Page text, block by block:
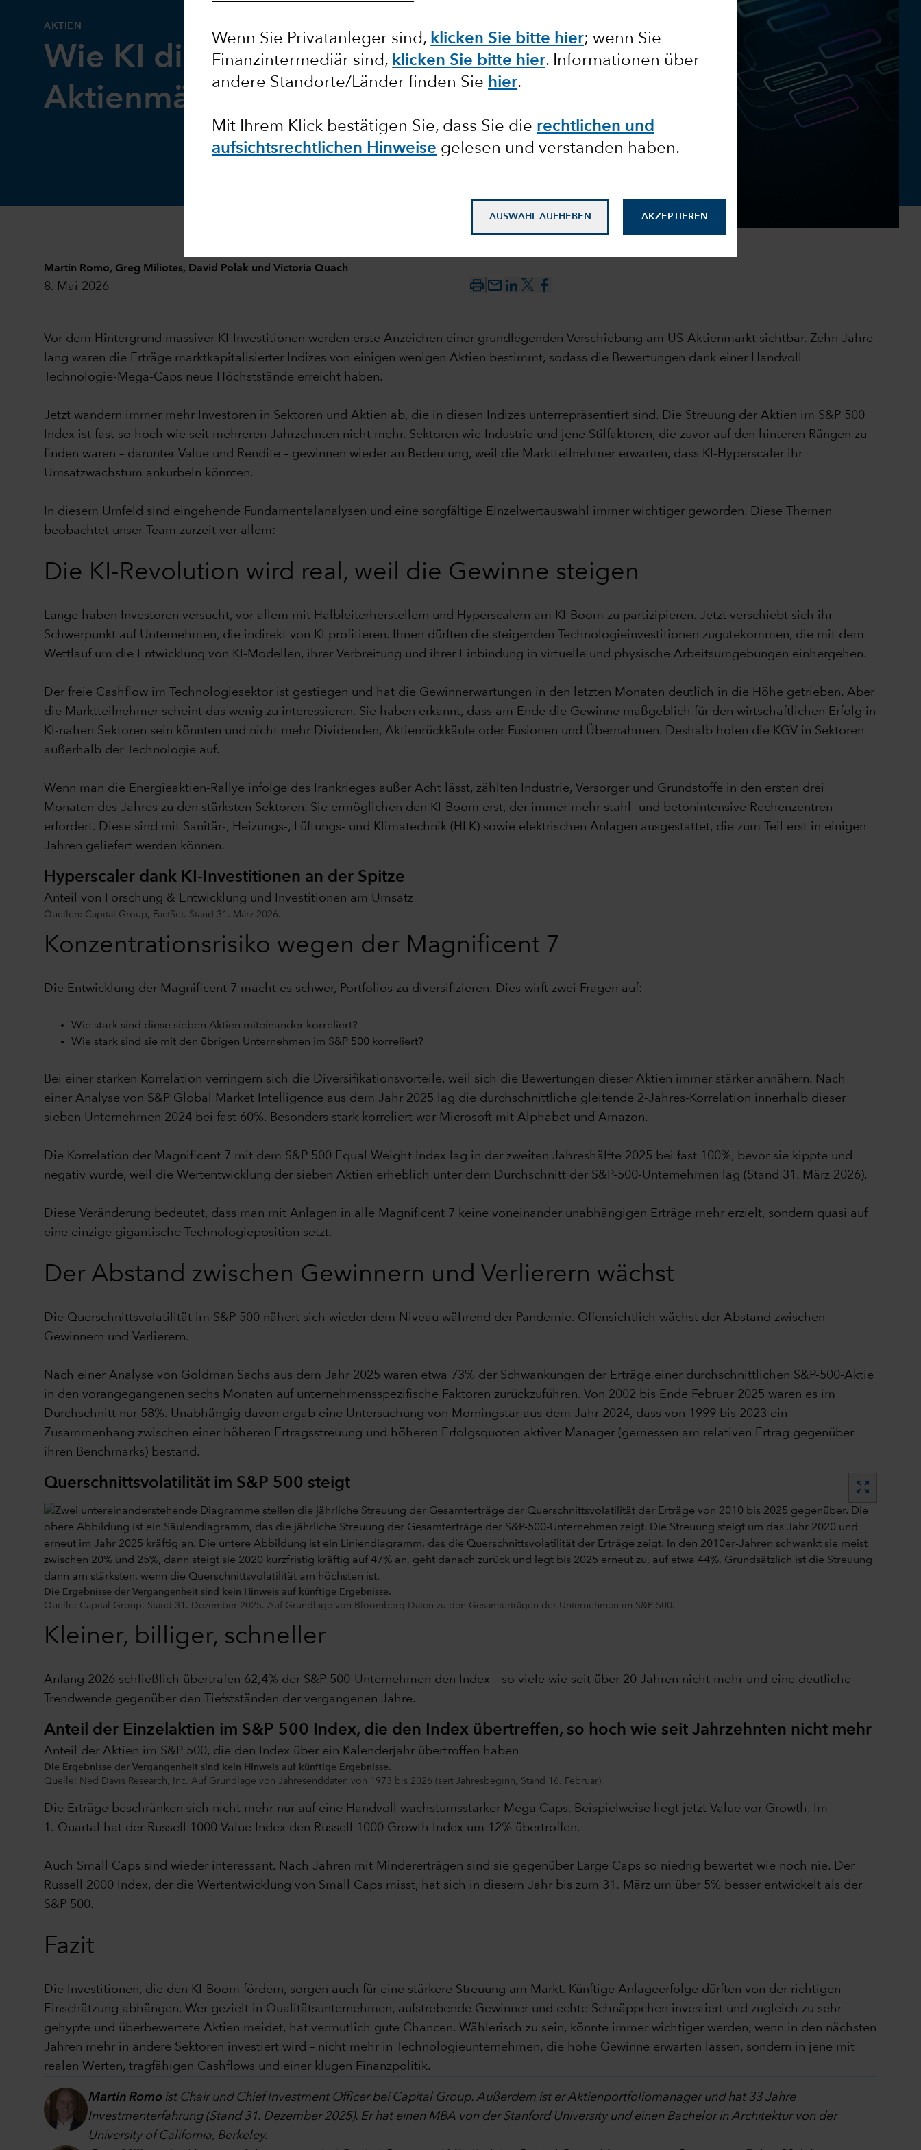
Wenn Sie Privatanleger sind, klicken Sie bitte hier; wenn Sie
Finanzintermediär sind, klicken Sie bitte hier. Informationen über
andere Standorte/Länder finden Sie hier.
Mit Ihrem Klick bestätigen Sie, dass Sie die rechtlichen und
aufsichtsrechtlichen Hinweise gelesen und verstanden haben.
AUSWAHL AUFHEBEN AKZEPTIEREN
AKTIEN
Wie KI die US-
Aktienmärkte verändert
Martin Romo, Greg Miliotes, David Polak und Victoria Quach
8. Mai 2026 mail_outline
Vor dem Hintergrund massiver KI-Investitionen werden erste Anzeichen einer grundlegenden Verschiebung am US-Aktienmarkt sichtbar. Zehn Jahre
lang waren die Erträge marktkapitalisierter Indizes von einigen wenigen Aktien bestimmt, sodass die Bewertungen dank einer Handvoll
Technologie-Mega-Caps neue Höchststände erreicht haben.
Jetzt wandern immer mehr Investoren in Sektoren und Aktien ab, die in diesen Indizes unterrepräsentiert sind. Die Streuung der Aktien im S&P 500
Index ist fast so hoch wie seit mehreren Jahrzehnten nicht mehr. Sektoren wie Industrie und jene Stilfaktoren, die zuvor auf den hinteren Rängen zu
finden waren – darunter Value und Rendite – gewinnen wieder an Bedeutung, weil die Marktteilnehmer erwarten, dass KI-Hyperscaler ihr
Umsatzwachstum ankurbeln könnten.
In diesem Umfeld sind eingehende Fundamentalanalysen und eine sorgfältige Einzelwertauswahl immer wichtiger geworden. Diese Themen
beobachtet unser Team zurzeit vor allem:
Die KI-Revolution wird real, weil die Gewinne steigen
Lange haben Investoren versucht, vor allem mit Halbleiterherstellern und Hyperscalern am KI-Boom zu partizipieren. Jetzt verschiebt sich ihr
Schwerpunkt auf Unternehmen, die indirekt von KI profitieren. Ihnen dürften die steigenden Technologieinvestitionen zugutekommen, die mit dem
Wettlauf um die Entwicklung von KI-Modellen, ihrer Verbreitung und ihrer Einbindung in virtuelle und physische Arbeitsumgebungen einhergehen.
Der freie Cashflow im Technologiesektor ist gestiegen und hat die Gewinnerwartungen in den letzten Monaten deutlich in die Höhe getrieben. Aber
die Marktteilnehmer scheint das wenig zu interessieren. Sie haben erkannt, dass am Ende die Gewinne maßgeblich für den wirtschaftlichen Erfolg in
KI-nahen Sektoren sein könnten und nicht mehr Dividenden, Aktienrückkäufe oder Fusionen und Übernahmen. Deshalb holen die KGV in Sektoren
außerhalb der Technologie auf.
Wenn man die Energieaktien-Rallye infolge des Irankrieges außer Acht lässt, zählten Industrie, Versorger und Grundstoffe in den ersten drei
Monaten des Jahres zu den stärksten Sektoren. Sie ermöglichen den KI-Boom erst, der immer mehr stahl- und betonintensive Rechenzentren
erfordert. Diese sind mit Sanitär-, Heizungs-, Lüftungs- und Klimatechnik (HLK) sowie elektrischen Anlagen ausgestattet, die zum Teil erst in einigen
Jahren geliefert werden können.
Hyperscaler dank KI-Investitionen an der Spitze
Anteil von Forschung & Entwicklung und Investitionen am Umsatz
Quellen: Capital Group, FactSet. Stand 31. März 2026.
Konzentrationsrisiko wegen der Magnificent 7
Die Entwicklung der Magnificent 7 macht es schwer, Portfolios zu diversifizieren. Dies wirft zwei Fragen auf:
Wie stark sind diese sieben Aktien miteinander korreliert?
Wie stark sind sie mit den übrigen Unternehmen im S&P 500 korreliert?
Bei einer starken Korrelation verringern sich die Diversifikationsvorteile, weil sich die Bewertungen dieser Aktien immer stärker annähern. Nach
einer Analyse von S&P Global Market Intelligence aus dem Jahr 2025 lag die durchschnittliche gleitende 2-Jahres-Korrelation innerhalb dieser
sieben Unternehmen 2024 bei fast 60%. Besonders stark korreliert war Microsoft mit Alphabet und Amazon.
Die Korrelation der Magnificent 7 mit dem S&P 500 Equal Weight Index lag in der zweiten Jahreshälfte 2025 bei fast 100%, bevor sie kippte und
negativ wurde, weil die Wertentwicklung der sieben Aktien erheblich unter dem Durchschnitt der S&P-500-Unternehmen lag (Stand 31. März 2026).
Diese Veränderung bedeutet, dass man mit Anlagen in alle Magnificent 7 keine voneinander unabhängigen Erträge mehr erzielt, sondern quasi auf
eine einzige gigantische Technologieposition setzt.
Der Abstand zwischen Gewinnern und Verlierern wächst
Die Querschnittsvolatilität im S&P 500 nähert sich wieder dem Niveau während der Pandemie. Offensichtlich wächst der Abstand zwischen
Gewinnern und Verlierern.
Nach einer Analyse von Goldman Sachs aus dem Jahr 2025 waren etwa 73% der Schwankungen der Erträge einer durchschnittlichen S&P-500-Aktie
in den vorangegangenen sechs Monaten auf unternehmensspezifische Faktoren zurückzuführen. Von 2002 bis Ende Februar 2025 waren es im
Durchschnitt nur 58%. Unabhängig davon ergab eine Untersuchung von Morningstar aus dem Jahr 2024, dass von 1999 bis 2023 ein
Zusammenhang zwischen einer höheren Ertragsstreuung und höheren Erfolgsquoten aktiver Manager (gemessen am relativen Ertrag gegenüber
ihren Benchmarks) bestand.
Querschnittsvolatilität im S&P 500 steigt zoom_out_map
Die Ergebnisse der Vergangenheit sind kein Hinweis auf künftige Ergebnisse.
Quelle: Capital Group. Stand 31. Dezember 2025. Auf Grundlage von Bloomberg-Daten zu den Gesamterträgen der Unternehmen im S&P 500.
Kleiner, billiger, schneller
Anfang 2026 schließlich übertrafen 62,4% der S&P-500-Unternehmen den Index – so viele wie seit über 20 Jahren nicht mehr und eine deutliche
Trendwende gegenüber den Tiefstständen der vergangenen Jahre.
Anteil der Einzelaktien im S&P 500 Index, die den Index übertreffen, so hoch wie seit Jahrzehnten nicht mehr
Anteil der Aktien im S&P 500, die den Index über ein Kalenderjahr übertroffen haben
Die Ergebnisse der Vergangenheit sind kein Hinweis auf künftige Ergebnisse.
Quelle: Ned Davis Research, Inc. Auf Grundlage von Jahresenddaten von 1973 bis 2026 (seit Jahresbeginn, Stand 16. Februar).
Die Erträge beschränken sich nicht mehr nur auf eine Handvoll wachstumsstarker Mega Caps. Beispielweise liegt jetzt Value vor Growth. Im
1. Quartal hat der Russell 1000 Value Index den Russell 1000 Growth Index um 12% übertroffen.
Auch Small Caps sind wieder interessant. Nach Jahren mit Mindererträgen sind sie gegenüber Large Caps so niedrig bewertet wie noch nie. Der
Russell 2000 Index, der die Wertentwicklung von Small Caps misst, hat sich in diesem Jahr bis zum 31. März um über 5% besser entwickelt als der
S&P 500.
Fazit
Die Investitionen, die den KI-Boom fördern, sorgen auch für eine stärkere Streuung am Markt. Künftige Anlageerfolge dürften von der richtigen
Einschätzung abhängen. Wer gezielt in Qualitätsunternehmen, aufstrebende Gewinner und echte Schnäppchen investiert und zugleich zu sehr
gehypte und überbewertete Aktien meidet, hat vermutlich gute Chancen. Wählerisch zu sein, könnte immer wichtiger werden, wenn in den nächsten
Jahren mehr in andere Sektoren investiert wird – nicht mehr in Technologieunternehmen, die hohe Gewinne erwarten lassen, sondern in jene mit
realen Werten, tragfähigen Cashflows und einer klugen Finanzpolitik.
Martin Romoist Chair und Chief Investment Officer bei Capital Group. Außerdem ist er Aktienportfoliomanager und hat 33 Jahre
Investmenterfahrung (Stand 31. Dezember 2025). Er hat einen MBA von der Stanford University und einen Bachelor in Architektur von der
University of California, Berkeley.